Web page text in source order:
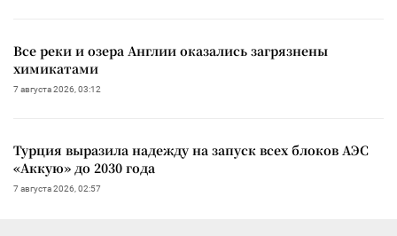
Все реки и озера Англии оказались загрязнены
химикатами
7 августа 2026, 03:12
Турция выразила надежду на запуск всех блоков АЭС
«Аккую» до 2030 года
7 августа 2026, 02:57